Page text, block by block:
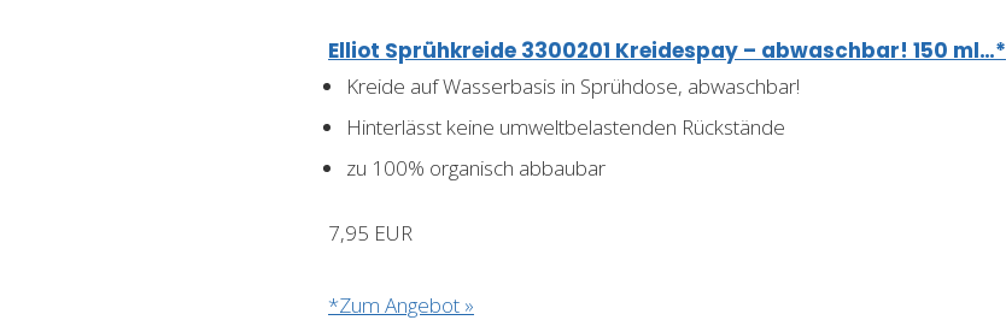
Elliot Sprühkreide 3300201 Kreidespay – abwaschbar! 150 ml…*
Kreide auf Wasserbasis in Sprühdose, abwaschbar!
Hinterlässt keine umweltbelastenden Rückstände
zu 100% organisch abbaubar
7,95 EUR
*Zum Angebot »